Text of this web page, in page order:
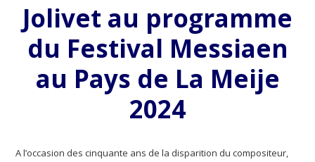
Jolivet au programme
du Festival Messiaen
au Pays de La Meije
2024
A l’occasion des cinquante ans de la disparition du compositeur,